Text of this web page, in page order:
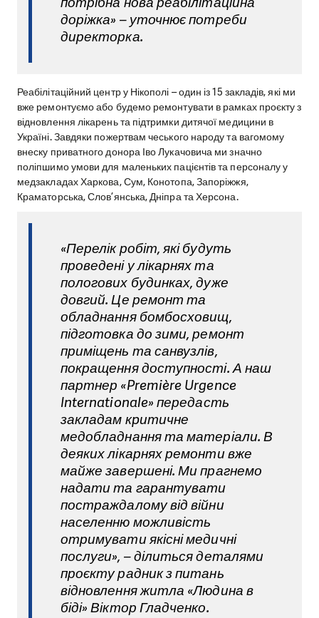
доріжка» – уточнює потреби
директорка.
Реабілітаційний центр у Нікополі – один із 15 закладів, які ми
вже ремонтуємо або будемо ремонтувати в рамках проєкту з
відновлення лікарень та підтримки дитячої медицини в
Україні. Завдяки пожертвам чеського народу та вагомому
внеску приватного донора Іво Лукачовича ми значно
поліпшимо умови для маленьких пацієнтів та персоналу у
медзакладах Харкова, Сум, Конотопа, Запоріжжя,
Краматорська, Слов’янська, Дніпра та Херсона.
«Перелік робіт, які будуть
проведені у лікарнях та
пологових будинках, дуже
довгий. Це ремонт та
обладнання бомбосховищ,
підготовка до зими, ремонт
приміщень та санвузлів,
покращення доступності. А наш
партнер «Première Urgence
Internationale» передасть
закладам кpитичне
медобладнання та матеріали. В
деяких лікарнях ремонти вже
майже завершені. Ми прагнемо
надати та гарантувати
постраждалому від війни
населенню можливість
отримувати якісні медичні
послуги», – ділиться деталями
проєкту радник з питань
відновлення житла «Людина в
біді» Віктор Гладченко.